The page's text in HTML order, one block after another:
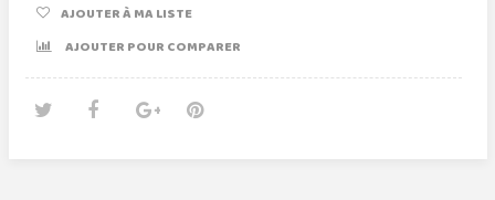
AJOUTER À MA LISTE
AJOUTER POUR COMPARER